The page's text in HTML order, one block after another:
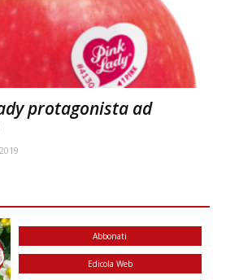
protagonista ad
Abbonati
Edicola Web